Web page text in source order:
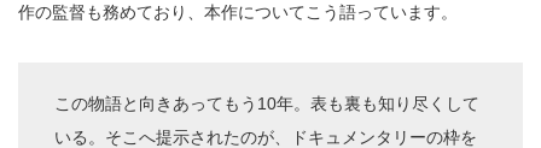
作の監督も務めており、本作についてこう語っています。
この物語と向きあってもう10年。表も裏も知り尽くして
いる。そこへ提示されたのが、ドキュメンタリーの枠を